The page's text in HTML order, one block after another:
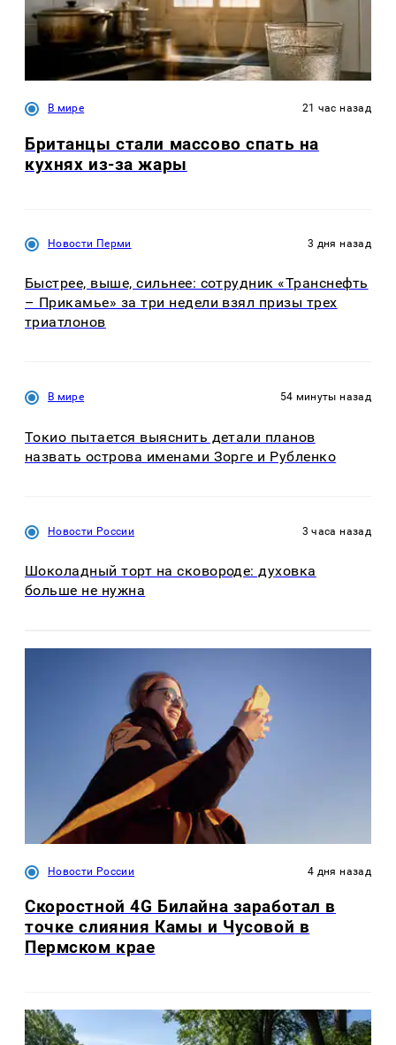
В мире 21 час назад
Британцы стали массово спать на
кухнях из-за жары
Новости Перми 3 дня назад
Быстрее, выше, сильнее: сотрудник «Транснефть
– Прикамье» за три недели взял призы трех
триатлонов
В мире 54 минуты назад
Токио пытается выяснить детали планов
назвать острова именами Зорге и Рубленко
Новости России 3 часа назад
Шоколадный торт на сковороде: духовка
больше не нужна
Новости России 4 дня назад
Скоростной 4G Билайна заработал в
точке слияния Камы и Чусовой в
Пермском крае